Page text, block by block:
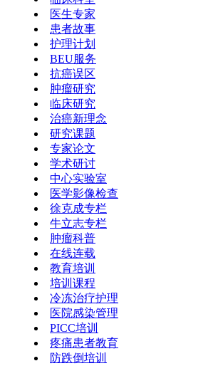
医生专家
患者故事
护理计划
BEU服务
抗癌误区
肿瘤研究
临床研究
治癌新理念
研究课题
专家论文
学术研讨
中心实验室
医学影像检查
徐克成专栏
牛立志专栏
肿瘤科普
在线连载
教育培训
培训课程
冷冻治疗护理
医院感染管理
PICC培训
疼痛患者教育
防跌倒培训